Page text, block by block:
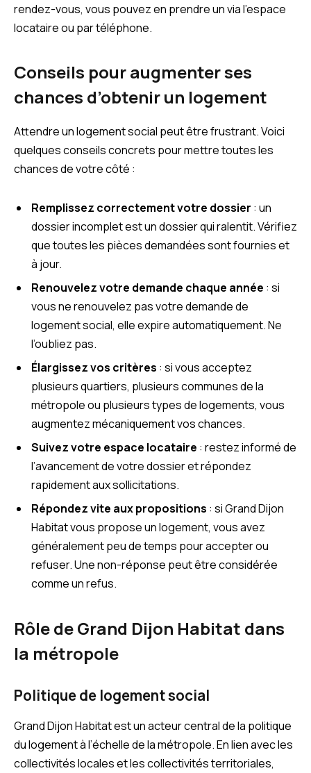
rendez-vous, vous pouvez en prendre un via l’espace
locataire ou par téléphone.
Conseils pour augmenter ses
chances d’obtenir un logement
Attendre un logement social peut être frustrant. Voici
quelques conseils concrets pour mettre toutes les
chances de votre côté :
Remplissez correctement votre dossier : un
dossier incomplet est un dossier qui ralentit. Vérifiez
que toutes les pièces demandées sont fournies et
à jour.
Renouvelez votre demande chaque année : si
vous ne renouvelez pas votre demande de
logement social, elle expire automatiquement. Ne
l’oubliez pas.
Élargissez vos critères : si vous acceptez
plusieurs quartiers, plusieurs communes de la
métropole ou plusieurs types de logements, vous
augmentez mécaniquement vos chances.
Suivez votre espace locataire : restez informé de
l’avancement de votre dossier et répondez
rapidement aux sollicitations.
Répondez vite aux propositions : si Grand Dijon
Habitat vous propose un logement, vous avez
généralement peu de temps pour accepter ou
refuser. Une non-réponse peut être considérée
comme un refus.
Rôle de Grand Dijon Habitat dans
la métropole
Politique de logement social
Grand Dijon Habitat est un acteur central de la politique
du logement à l’échelle de la métropole. En lien avec les
collectivités locales et les collectivités territoriales,